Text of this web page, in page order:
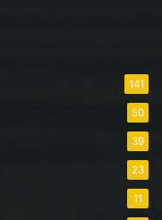
141
50
39
23
11